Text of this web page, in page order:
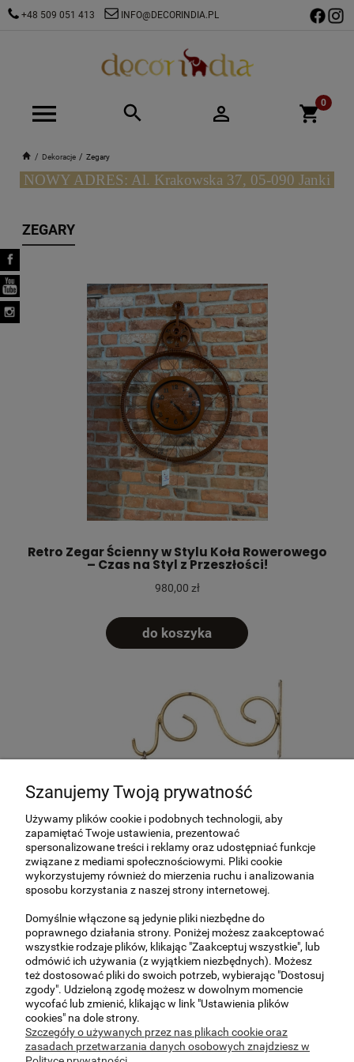
+48 509 051 413 INFO@DECORINDIA.PL
Dekoracje Zegary
NOWY ADRES: Al. Krakowska 37, 05-090 Janki
ZEGARY
Retro Zegar Ścienny w Stylu Koła Rowerowego
– Czas na Styl z Przeszłości!
980,00 zł
do koszyka
Dwustronny zegar wiszący – styl i
funkcjonalność w jednym (Zegar-1)
250,00 zł
do koszyka
Szanujemy Twoją prywatność
Używamy plików cookie i podobnych technologii, aby
zapamiętać Twoje ustawienia, prezentować
spersonalizowane treści i reklamy oraz udostępniać funkcje
związane z mediami społecznościowymi. Pliki cookie
wykorzystujemy również do mierzenia ruchu i analizowania
sposobu korzystania z naszej strony internetowej.
Domyślnie włączone są jedynie pliki niezbędne do
poprawnego działania strony. Poniżej możesz zaakceptować
wszystkie rodzaje plików, klikając "Zaakceptuj wszystkie", lub
odmówić ich używania (z wyjątkiem niezbędnych). Możesz
też dostosować pliki do swoich potrzeb, wybierając "Dostosuj
zgody". Udzieloną zgodę możesz w dowolnym momencie
wycofać lub zmienić, klikając w link "Ustawienia plików
cookies" na dole strony.
Szczegóły o używanych przez nas plikach cookie oraz
zasadach przetwarzania danych osobowych znajdziesz w